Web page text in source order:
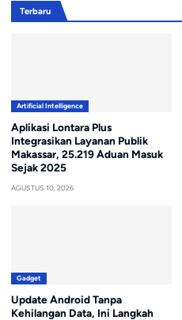
Terbaru
Artificial Intelligence
Aplikasi Lontara Plus
Integrasikan Layanan Publik
Makassar, 25.219 Aduan Masuk
Sejak 2025
AGUSTUS 10, 2026
Gadget
Update Android Tanpa
Kehilangan Data, Ini Langkah